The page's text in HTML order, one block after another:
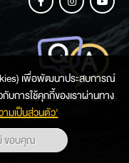
ช่องทางการสอบถามข้อมูล
เพื่อพัฒนาประสบการณ์
บการใช้คุกกี้ของเราผ่านทาง
ามเป็นส่วนตัว'
ขอบคุณ